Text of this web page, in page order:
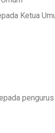
Ketua
pengurus